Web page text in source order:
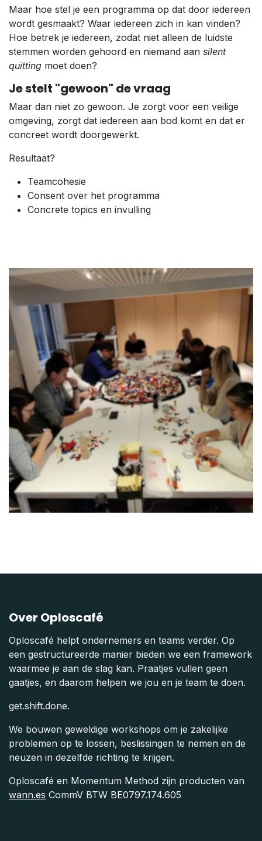
Maar hoe stel je een programma op dat door iedereen
wordt gesmaakt? Waar iedereen zich in kan vinden?
Hoe betrek je iedereen, zodat niet alleen de luidste
stemmen worden gehoord en niemand aan silent
quitting moet doen?
Je stelt "gewoon" de vraag
Maar dan niet zo gewoon. Je zorgt voor een veilige
omgeving, zorgt dat iedereen aan bod komt en dat er
concreet wordt doorgewerkt.
Resultaat?
Teamcohesie
Consent over het programma
Concrete topics en invulling
Over Oploscafé
Oploscafé helpt ondernemers en teams verder. Op
een gestructureerde manier bieden we een framework
waarmee je aan de slag kan. Praatjes vullen geen
gaatjes, en daarom helpen we jou en je team te doen.
get.shift.done.
We bouwen geweldige workshops om je zakelijke
problemen op te lossen, beslissingen te nemen en de
neuzen in dezelfde richting te krijgen.
Oploscafé en Momentum Method zijn producten van
wann.es CommV BTW BE0797.174.605